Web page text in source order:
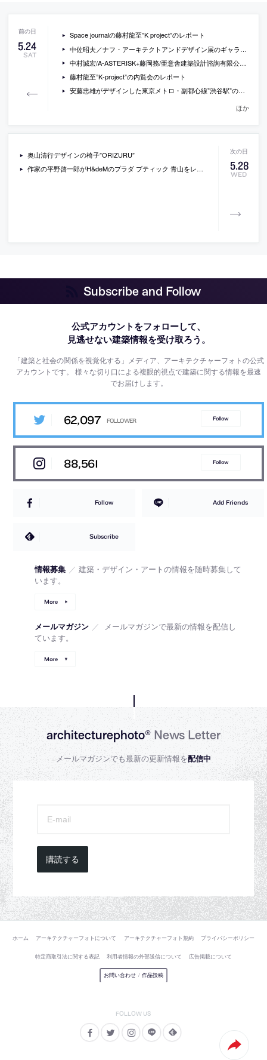
5.24
SAT
Space journalの藤村龍至”K project”のレポート
中佐昭夫／ナフ・アーキテクトアンドデザイン展のギャラリー・レポート
中村誠宏/A-ASTERISK+藤岡務/亜意舎建築設計諮詢有限公司”SIGNTERIOR”
藤村龍至”K-project”の内覧会のレポート
安藤忠雄がデザインした東京メトロ・副都心線”渋谷駅”の開業直前レポート
ほか
5.28
WED
奥山清行デザインの椅子”ORIZURU”
作家の平野啓一郎がH&deMのプラダ ブティック 青山をレビュー
Subscribe and Follow
公式アカウントをフォローして、
見逃せない建築情報を受け取ろう。
「建築と社会の関係を視覚化する」メディア、アーキテクチャーフォトの公式
アカウントです。様々な切り口による複眼的視点で建築に関する情報を最速
でお届けします。
62,097 Follow
88,561 Follow
Follow Add Friends
Subscribe
情報募集 ／ 建築・デザイン・アートの情報を随時募集して
います。
More
メールマガジン ／
メールマガジンで最新の情報を配信し
ています。
More
architecturephoto®News Letter
メールマガジンでも最新の更新情報を配信中
購読する
ホーム アーキテクチャーフォトについて アーキテクチャーフォト規約 プライバシーポリシー
特定商取引法に関する表記 利用者情報の外部送信について 広告掲載について
お問い合わせ / 作品投稿